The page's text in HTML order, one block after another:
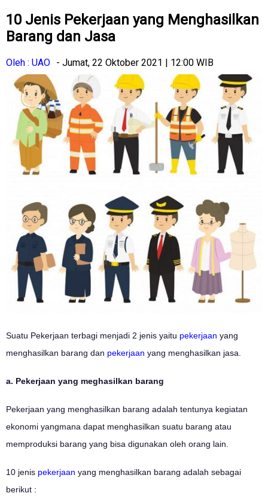
10 Jenis Pekerjaan yang Menghasilkan
Barang dan Jasa
Oleh : UAO - Jumat, 22 Oktober 2021 | 12:00 WIB
Suatu Pekerjaan terbagi menjadi 2 jenis yaitu pekerjaan yang
menghasilkan barang dan pekerjaan yang menghasilkan jasa.
a. Pekerjaan yang meghasilkan barang
Pekerjaan yang menghasilkan barang adalah tentunya kegiatan
ekonomi yangmana dapat menghasilkan suatu barang atau
memproduksi barang yang bisa digunakan oleh orang lain.
10 jenis pekerjaan yang menghasilkan barang adalah sebagai
berikut :